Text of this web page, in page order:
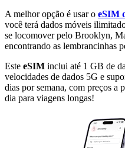
A melhor opção é usar o eSIM
você terá dados móveis
se locomover pelo Brooklyn,
encontrando as lembrancinhas
Este eSIM inclui até 1 GB de
velocidades de dados 5G e
dias por semana, com preços a
dia para viagens longas!